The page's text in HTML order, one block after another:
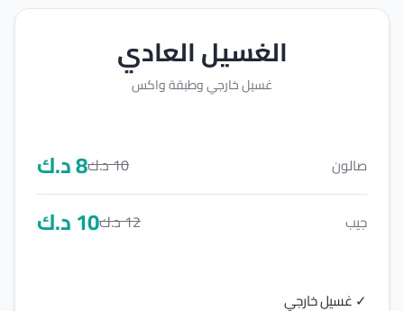
الغسيل العادي
غسيل خارجي وطبقة واكس
صالون 10د.ك8د.ك
جيب 12د.ك10د.ك
✓ غسيل خارجي